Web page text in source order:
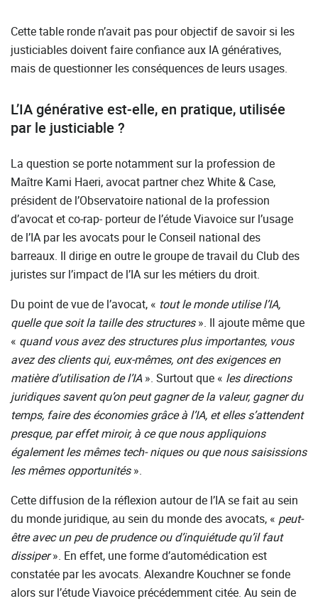
Cette table ronde n’avait pas pour objectif de savoir si les
justiciables doivent faire confiance aux IA génératives,
mais de questionner les conséquences de leurs usages.
L’IA générative est-elle, en pratique, utilisée
par le justiciable ?
La question se porte notamment sur la profession de
Maître Kami Haeri, avocat partner chez White & Case,
président de l’Observatoire national de la profession
d’avocat et co-rap- porteur de l’étude Viavoice sur l’usage
de l’IA par les avocats pour le Conseil national des
barreaux. Il dirige en outre le groupe de travail du Club des
juristes sur l’impact de l’IA sur les métiers du droit.
Du point de vue de l’avocat, « tout le monde utilise l’IA,
quelleque soit la taille des structures». Il ajoute même que
« quand vous avez des structures plus importantes, vous
avez des clients qui, eux-mêmes, ont des exigences en
matière d’utilisation de l’IA». Surtout que « les directions
juridiques savent qu’on peut gagner de la valeur, gagner du
temps, faire des économies grâce à l’IA, et elles s’attendent
presque, par effet miroir, à ce que nous appliquions
également les mêmes tech- niques ou que nous saisissions
les mêmes opportunités».
Cette diffusion de la réflexion autour de l’IA se fait au sein
du monde juridique, au sein du monde des avocats, « peut-
être avec un peu de prudence ou d’inquiétude qu’il faut
dissiper». En effet, une forme d’automédication est
constatée par les avocats. Alexandre Kouchner se fonde
alors sur l’étude Viavoice précédemment citée. Au sein de